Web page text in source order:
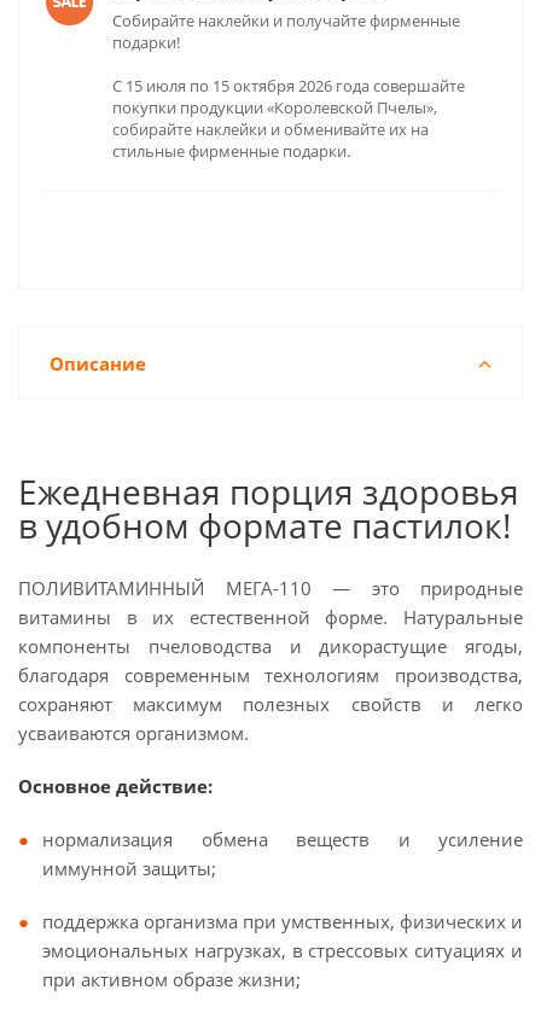
Собирайте наклейки и получайте фирменные
подарки!
С 15 июля по 15 октября 2026 года совершайте
покупки продукции «Королевской Пчелы»,
собирайте наклейки и обменивайте их на
стильные фирменные подарки.
Описание
Ежедневная порция здоровья
в удобном формате пастилок!
ПОЛИВИТАМИННЫЙ МЕГА-110 — это природные
витамины в их естественной форме. Натуральные
компоненты пчеловодства и дикорастущие ягоды,
благодаря современным технологиям производства,
сохраняют максимум полезных свойств и легко
усваиваются организмом.
Основное действие:
нормализация обмена веществ и усиление
иммунной защиты;
поддержка организма при умственных, физических и
эмоциональных нагрузках, в стрессовых ситуациях и
при активном образе жизни;